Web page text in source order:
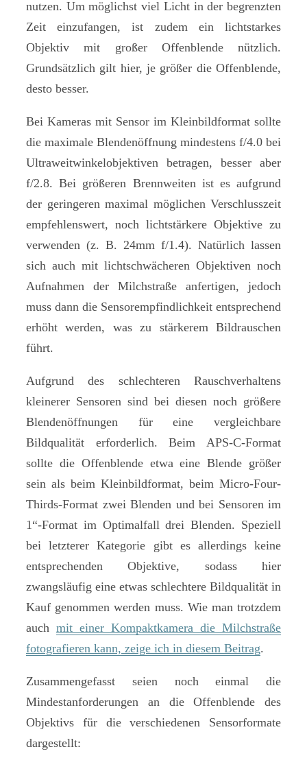
nutzen. Um möglichst viel Licht in der begrenzten
Zeit einzufangen, ist zudem ein lichtstarkes
Objektiv mit großer Offenblende nützlich.
Grundsätzlich gilt hier, je größer die Offenblende,
desto besser.
Bei Kameras mit Sensor im Kleinbildformat sollte
die maximale Blendenöffnung mindestens f/4.0 bei
Ultraweitwinkelobjektiven betragen, besser aber
f/2.8. Bei größeren Brennweiten ist es aufgrund
der geringeren maximal möglichen Verschlusszeit
empfehlenswert, noch lichtstärkere Objektive zu
verwenden (z. B. 24mm f/1.4). Natürlich lassen
sich auch mit lichtschwächeren Objektiven noch
Aufnahmen der Milchstraße anfertigen, jedoch
muss dann die Sensorempfindlichkeit entsprechend
erhöht werden, was zu stärkerem Bildrauschen
führt.
Aufgrund des schlechteren Rauschverhaltens
kleinerer Sensoren sind bei diesen noch größere
Blendenöffnungen für eine vergleichbare
Bildqualität erforderlich. Beim APS-C-Format
sollte die Offenblende etwa eine Blende größer
sein als beim Kleinbildformat, beim Micro-Four-
Thirds-Format zwei Blenden und bei Sensoren im
1“-Format im Optimalfall drei Blenden. Speziell
bei letzterer Kategorie gibt es allerdings keine
entsprechenden Objektive, sodass hier
zwangsläufig eine etwas schlechtere Bildqualität in
Kauf genommen werden muss. Wie man trotzdem
auch mit einer Kompaktkamera die Milchstraße
fotografieren kann, zeige ich in diesem Beitrag.
Zusammengefasst seien noch einmal die
Mindestanforderungen an die Offenblende des
Objektivs für die verschiedenen Sensorformate
dargestellt: